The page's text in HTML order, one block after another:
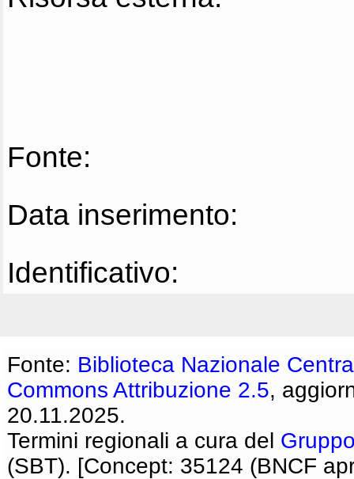
Fonte:
Data inserimento:
Identificativo:
Fonte: Biblioteca Nazionale
Commons Attribuzione 2.5,
20.11.2025.
Termini regionali a cura del
(SBT). [Concept: 35124 (BNCF